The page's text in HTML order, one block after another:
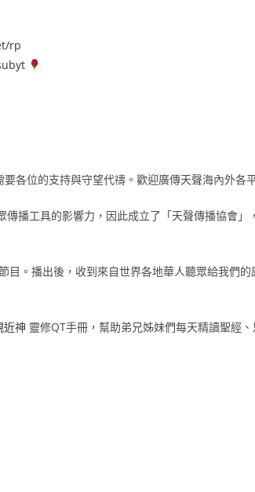
rp
各位的支持與守望代禱。歡迎廣傳天聲海內外各
傳播工具的影響力，因此成立了「天聲傳播協會
目。播出後，收到來自世界各地華人聽眾給我們
近神 靈修QT手冊，幫助弟兄姊妹們每天精讀聖經